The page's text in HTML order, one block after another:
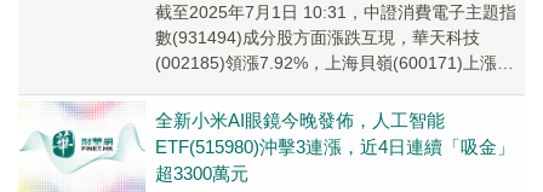
截至2025年7月1日 10:31，中證消費電子主題指
數(931494)成分股方面漲跌互現，華天科技
(002185)領漲7.92%，上海貝嶺(600171)上漲
全新小米AI眼鏡今晚發佈，人工智能
ETF(515980)沖擊3連漲，近4日連續「吸金」
超3300萬元